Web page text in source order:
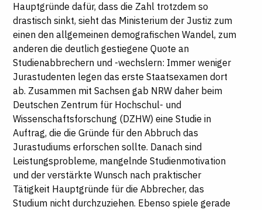
Hauptgründe dafür, dass die Zahl trotzdem so
drastisch sinkt, sieht das Ministerium der Justiz zum
einen den allgemeinen demografischen Wandel, zum
anderen die deutlich gestiegene Quote an
Studienabbrechern und -wechslern: Immer weniger
Jurastudenten legen das erste Staatsexamen dort
ab. Zusammen mit Sachsen gab NRW daher beim
Deutschen Zentrum für Hochschul- und
Wissenschaftsforschung (DZHW) eine Studie in
Auftrag, die die Gründe für den Abbruch das
Jurastudiums erforschen sollte. Danach sind
Leistungsprobleme, mangelnde Studienmotivation
und der verstärkte Wunsch nach praktischer
Tätigkeit Hauptgründe für die Abbrecher, das
Studium nicht durchzuziehen. Ebenso spiele gerade